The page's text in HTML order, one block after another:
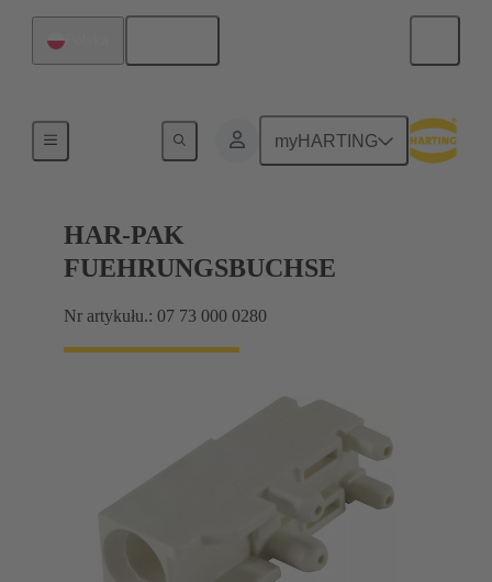
myHARTING
Połączenie między płytą-matką a płytą-córką
HAR-PAK
FUEHRUNGSBUCHSE
Nr artykułu.: 07 73 000 0280